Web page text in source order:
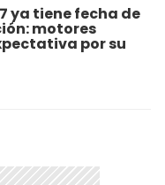
ya tiene fecha de
motores
por su